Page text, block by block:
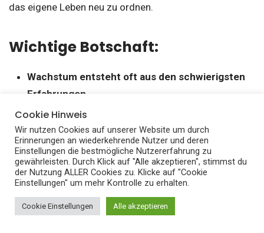
das eigene Leben neu zu ordnen.
Wichtige Botschaft:
Wachstum entsteht oft aus den schwierigsten
Erfahrungen.
Manchmal muss man sich von allem lösen, um
Heilung und Klarheitzu finden.
Sieben Jahre in Tibet: Die
Kraft der Veränderung
Cookie Hinweis
Wir nutzen Cookies auf unserer Website um durch
Erinnerungen an wiederkehrende Nutzer und deren
Einstellungen die bestmögliche Nutzererfahrung zu
gewährleisten. Durch Klick auf "Alle akzeptieren", stimmst du
der Nutzung ALLER Cookies zu. Klicke auf "Cookie
Einstellungen" um mehr Kontrolle zu erhalten.
Cookie Einstellungen Alle akzeptieren